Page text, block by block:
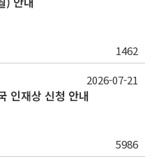
1462
인재상 신청 안내
5986
2026-07-21